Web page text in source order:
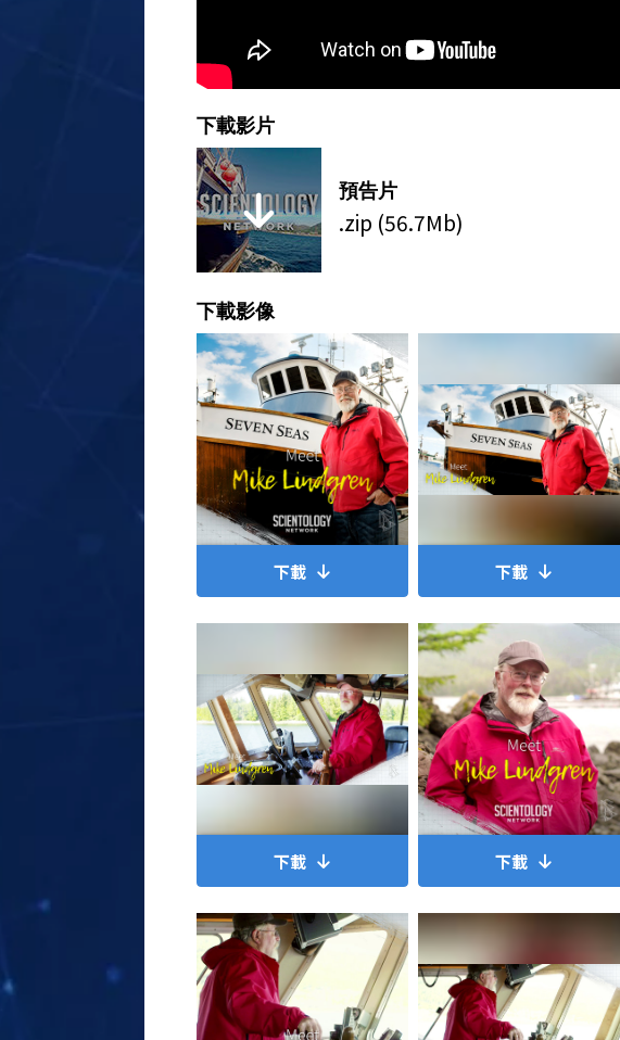
下載影片
預告片
.zip (56.7Mb)
下載影像
下載 下載
下載 下載